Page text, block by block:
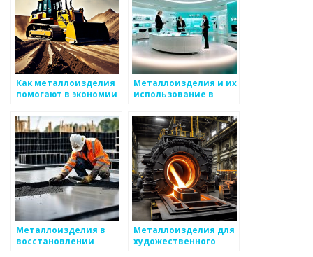
Как металлоизделия
помогают в экономии
Металлоизделия и их
использование в
Металлоизделия в
восстановлении
Металлоизделия для
художественного